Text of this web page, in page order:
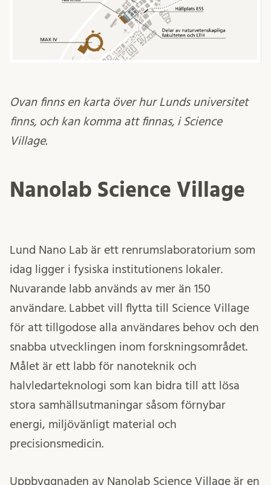
Ovan finns en karta över hur Lunds universitet
finns, och kan komma att finnas, i Science
Village.
Nanolab Science Village
Lund Nano Lab är ett renrumslaboratorium som
idag ligger i fysiska institutionens lokaler.
Nuvarande labb används av mer än 150
användare. Labbet vill flytta till Science Village
för att tillgodose alla användares behov och den
snabba utvecklingen inom forskningsområdet.
Målet är ett labb för nanoteknik och
halvledarteknologi som kan bidra till att lösa
stora samhällsutmaningar såsom förnybar
energi, miljövänligt material och
precisionsmedicin.
Uppbyggnaden av Nanolab Science Village är en